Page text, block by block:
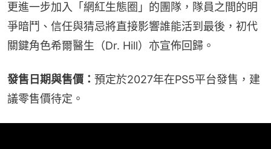
更進一步加入「網紅生態圈」的團隊，隊員之間的明
爭暗鬥、信任與猜忌將直接影響誰能活到最後，初代
關鍵角色希爾醫生（Dr. Hill）亦宣佈回歸。
發售日期與售價： 預定於2027年在PS5平台發售，建
議零售價待定。